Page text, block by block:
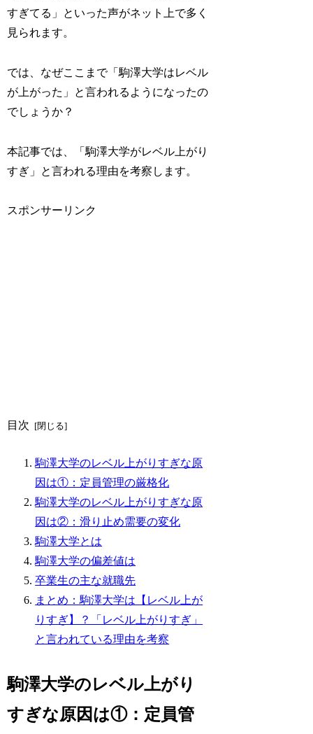
すぎてる」といった声がネット上で多く
見られます。
では、なぜここまで「駒澤大学はレベル
が上がった」と言われるようになったの
でしょうか？
本記事では、「駒澤大学がレベル上がり
すぎ」と言われる理由を考察します。
スポンサーリンク
目次
駒澤大学のレベル上がりすぎな原
因は①：定員管理の厳格化
駒澤大学のレベル上がりすぎな原
因は②：滑り止め需要の変化
駒澤大学とは
駒澤大学の偏差値は
卒業生の主な就職先
まとめ：駒澤大学は【レベル上が
りすぎ】？「レベル上がりすぎ」
と言われている理由を考察
駒澤大学のレベル上がり
すぎな原因は①：定員管